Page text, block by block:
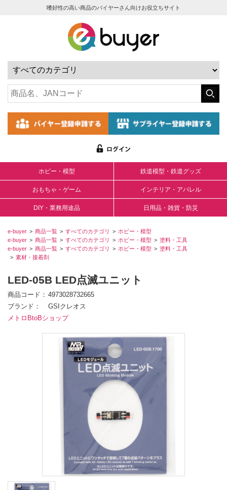
嗜好性の高い商品のバイヤーさん向けお役立ちサイト
ホビー・模型 鉄道模型・鉄道グッズ
おもちゃ・ゲーム インテリア・アパレル
DIY・業務用途品 日用品・雑貨・防災
e-buyer 商品一覧 すべてのカテゴリ
ホビー・模型
e-buyer
商品一覧 すべてのカテゴリ ホビー・模型
塗料・工具
e-buyer
商品一覧 すべてのカテゴリ ホビー・模型
塗料・工具
素材・接着剤
LED-05B LED点滅ユニット
商品コード
4973028732665
ブランド
GSIクレオス
メトロBtoBショップ